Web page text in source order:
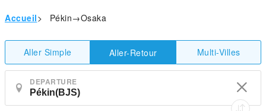
Accueil> Pékin→Osaka
Aller Simple Aller-Retour Multi-Villes
DEPARTURE